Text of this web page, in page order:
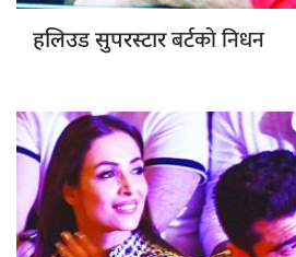
हलिउड सुपरस्टारबर्टको निधन